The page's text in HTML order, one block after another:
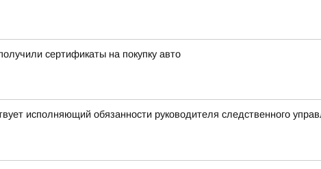
сертификаты на покупку авто
исполняющий обязанности руководителя следственного